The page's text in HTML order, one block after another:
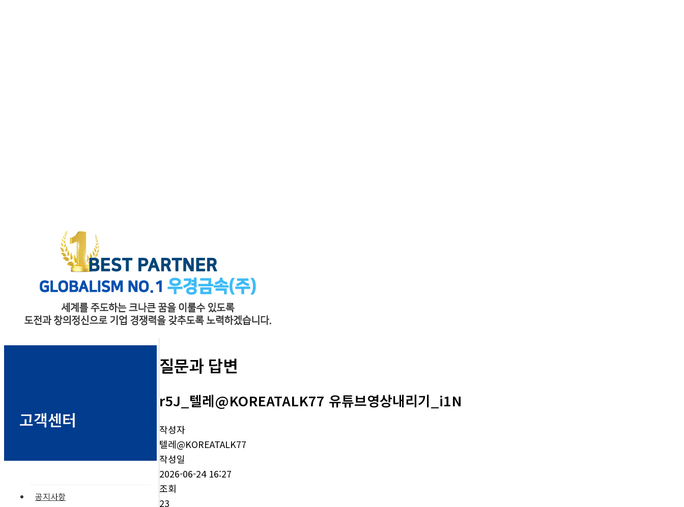
고객센터
공지사항
질문과 답변
r5J_텔레@KOREATALK77 유튜브영상내리기_i1N
작성자
텔레@KOREATALK77
작성일
2026-06-24 16:27
조회
23